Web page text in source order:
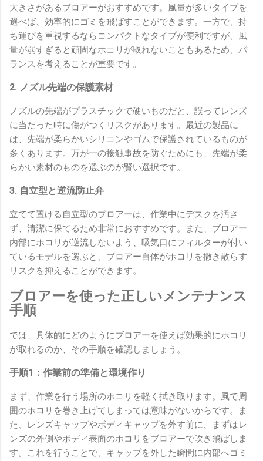
大きさがあるブロアーがおすすめです。風量が多いタイプを
選べば、効率的にゴミを飛ばすことができます。一方で、持
ち運びを重視するならコンパクトなタイプが便利ですが、風
量が弱すぎると頑固なホコリが取れないこともあるため、バ
ランスを考えることが重要です。
2. ノズル先端の保護素材
ノズルの先端がプラスチックで硬いものだと、誤ってレンズ
に当たった時に傷がつくリスクがあります。最近の製品に
は、先端が柔らかいシリコンやゴムで保護されているものが
多くあります。万が一の接触事故を防ぐためにも、先端が柔
らかい素材のものを選ぶのが賢い選択です。
3. 自立型と逆流防止弁
立てて置ける自立型のブロアーは、作業中にデスクを汚さ
ず、清潔に保てるため非常におすすめです。また、ブロアー
内部にホコリが逆流しないよう、吸気口にフィルターが付い
ているモデルを選ぶと、ブロアー自体がホコリを撒き散らす
リスクを抑えることができます。
ブロアーを使った正しいメンテナンス
手順
では、具体的にどのようにブロアーを使えば効果的にホコリ
が取れるのか、その手順を確認しましょう。
手順1：作業前の準備と環境作り
まず、作業を行う場所のホコリを軽く拭き取ります。風で周
囲のホコリを巻き上げてしまっては意味がないからです。ま
た、レンズキャップやボディキャップを外す前に、まずはレ
ンズの外側やボディ表面のホコリをブロアーで吹き飛ばしま
す。これを行うことで、キャップを外した瞬間に内部へゴミ